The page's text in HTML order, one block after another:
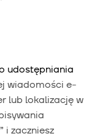
udostępniania
wiadomości e-
lub lokalizację w
i zaczniesz